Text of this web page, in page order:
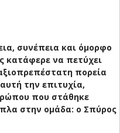
συνέπεια και όμορφο
κατάφερε να πετύχει
πορεία
την επιτυχία,
που στάθηκε
στην ομάδα: ο Σπύρος